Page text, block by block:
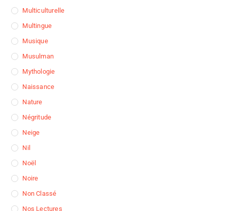
Multiculturelle
Multingue
Musique
Musulman
Mythologie
Naissance
Nature
Négritude
Neige
Nil
Noël
Noire
Non Classé
Nos Lectures